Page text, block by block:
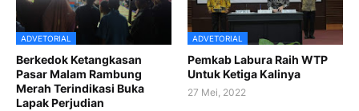
ADVETORIAL
Berkedok Ketangkasan
Pasar Malam Rambung
Merah Terindikasi Buka
Lapak Perjudian
ADVETORIAL
Pemkab Labura Raih WTP
Untuk Ketiga Kalinya
27 Mei, 2022